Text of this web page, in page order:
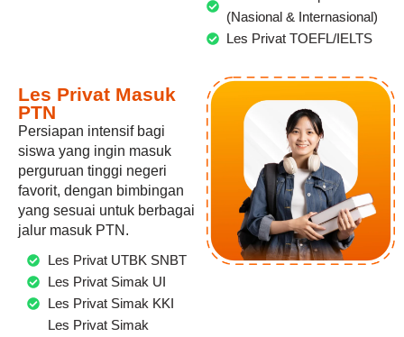
(Nasional & Internasional)
Les Privat TOEFL/IELTS
Les Privat Masuk
PTN
Persiapan intensif bagi
siswa yang ingin masuk
perguruan tinggi negeri
favorit, dengan bimbingan
yang sesuai untuk berbagai
jalur masuk PTN.
Les Privat UTBK SNBT
Les Privat Simak UI
Les Privat Simak KKI
Les Privat Simak